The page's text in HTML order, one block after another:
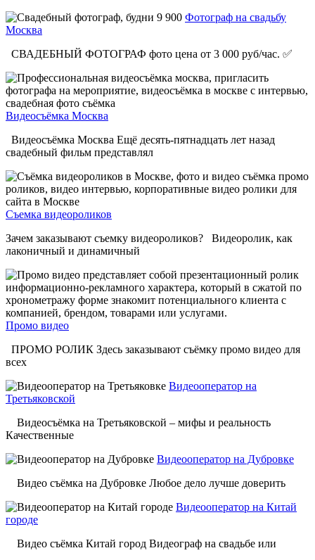
Фотограф на свадьбу
Москва
СВАДЕБНЫЙ ФОТОГРАФ фото цена от 3 000 руб/час. ✅
Видеосъёмка Москва
Видеосъёмка Москва Ещё десять-пятнадцать лет назад
свадебный фильм представлял
Съемка видеороликов
Зачем заказывают съемку видеороликов? Видеоролик, как
лаконичный и динамичный
Промо видео
ПРОМО РОЛИК Здесь заказывают съёмку промо видео для
всех
Видеооператор на
Третьяковской
Видеосъёмка на Третьяковской – мифы и реальность
Качественные
Видеооператор на Дубровке
Видео съёмка на Дубровке Любое дело лучше доверить
Видеооператор на Китай
городе
Видео съёмка Китай город Видеограф на свадьбе или